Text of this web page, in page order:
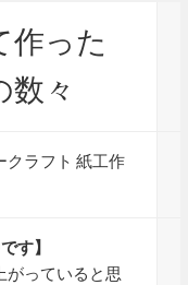
作った
数々
クラフト 紙工作
す】
がっていると思